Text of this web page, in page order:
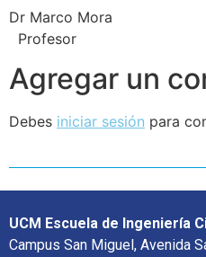
Dr Marco Mora
Profesor
Agregar un
Debes iniciar sesión para
UCM Escuela de Ingeniería
Campus San Miguel, Avenida